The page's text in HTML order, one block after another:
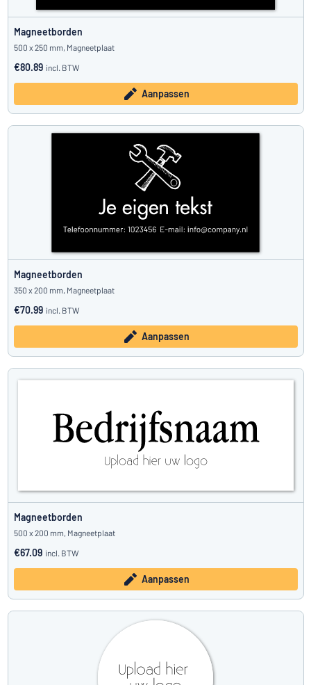
Magneetborden
500 x 250 mm, Magneetplaat
€80.89 incl. BTW
Aanpassen
Magneetborden
350 x 200 mm, Magneetplaat
€70.99 incl. BTW
Aanpassen
Magneetborden
500 x 200 mm, Magneetplaat
€67.09 incl. BTW
Aanpassen